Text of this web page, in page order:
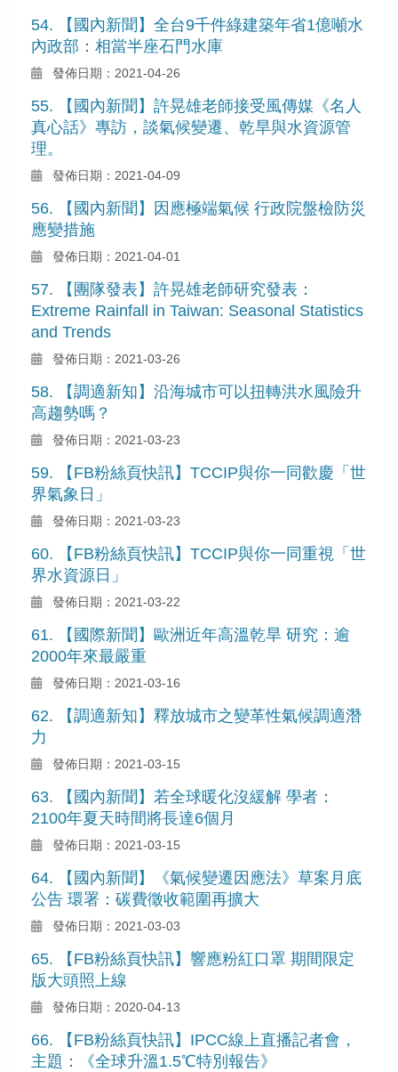
54. 【國內新聞】全台9千件綠建築年省1億噸水
內政部：相當半座石門水庫
發佈日期：2021-04-26
55. 【國內新聞】許晃雄老師接受風傳媒《名人
真心話》專訪，談氣候變遷、乾旱與水資源管
理。
發佈日期：2021-04-09
56. 【國內新聞】因應極端氣候 行政院盤檢防災
應變措施
發佈日期：2021-04-01
57. 【團隊發表】許晃雄老師研究發表：
Extreme Rainfall in Taiwan: Seasonal Statistics
and Trends
發佈日期：2021-03-26
58. 【調適新知】沿海城市可以扭轉洪水風險升
高趨勢嗎？
發佈日期：2021-03-23
59. 【FB粉絲頁快訊】TCCIP與你一同歡慶「世
界氣象日」
發佈日期：2021-03-23
60. 【FB粉絲頁快訊】TCCIP與你一同重視「世
界水資源日」
發佈日期：2021-03-22
61. 【國際新聞】歐洲近年高溫乾旱 研究：逾
2000年來最嚴重
發佈日期：2021-03-16
62. 【調適新知】釋放城市之變革性氣候調適潛
力
發佈日期：2021-03-15
63. 【國內新聞】若全球暖化沒緩解 學者：
2100年夏天時間將長達6個月
發佈日期：2021-03-15
64. 【國內新聞】《氣候變遷因應法》草案月底
公告 環署：碳費徵收範圍再擴大
發佈日期：2021-03-03
65. 【FB粉絲頁快訊】響應粉紅口罩 期間限定
版大頭照上線
發佈日期：2020-04-13
66. 【FB粉絲頁快訊】IPCC線上直播記者會，
主題：《全球升溫1.5℃特別報告》